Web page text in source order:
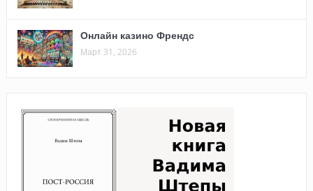
Онлайн казино Френдс
Март 31, 2026